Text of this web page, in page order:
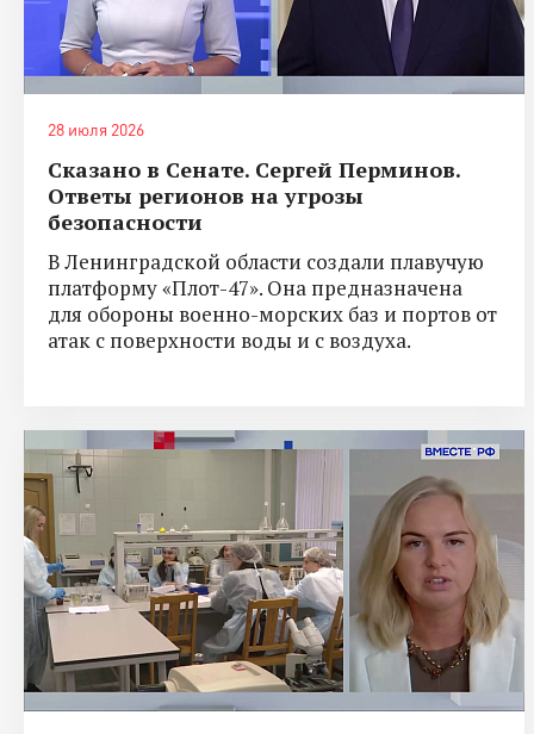
28 июля 2026
Сказано в Сенате. Сергей Перминов.
Ответы регионов на угрозы
безопасности
В Ленинградской области создали плавучую
платформу «Плот-47». Она предназначена
для обороны военно-морских баз и портов от
атак с поверхности воды и с воздуха.